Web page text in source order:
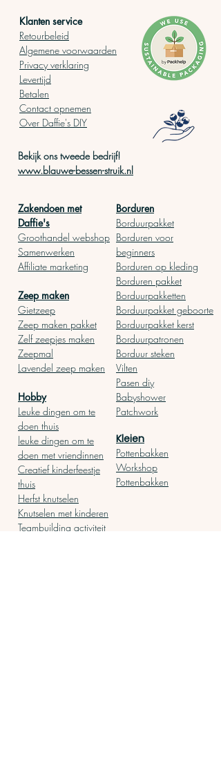
Klanten service
Retourbeleid
Algemene voorwaarden
Privacy verklaring
Levertijd
Betalen
Contact opnemen
Over Daffie's DIY
Bekijk ons tweede bedrijf!
www.blauwe-bessen-struik.nl
Zakendoen met
Daffie's
Groothandel webshop
Samenwerken
Affiliate marketing
Zeep maken
Gietzeep
Zeep maken pakket
Zelf zeepjes maken
Zeepmal
Lavendel zeep maken
Hobby
Leuke dingen om te
doen thuis
leuke dingen om te
doen met vriendinnen
Creatief kinderfeestje
thuis
Herfst knutselen
Knutselen met kinderen
Teambuilding activiteit
Borduren
Borduurpakket
Borduren voor
beginners
Borduren op kleding
Borduren pakket
Borduurpakketten
Borduurpakket geboorte
Borduurpakket kerst
Borduurpatronen
Borduur steken
Vilten
Pasen diy
Babyshower
Patchwork
Kleien
Pottenbakken
Workshop
Pottenbakken